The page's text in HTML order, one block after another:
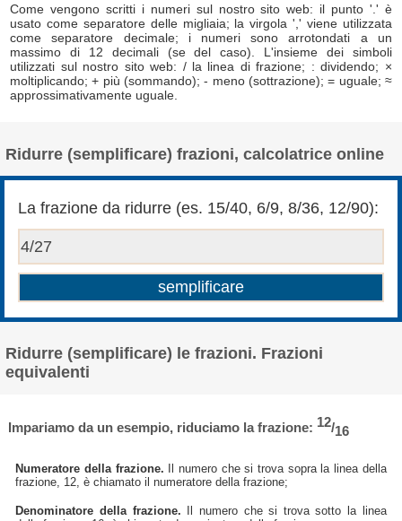
Come vengono scritti i numeri sul nostro sito web: il punto '.' è
usato come separatore delle migliaia; la virgola ',' viene utilizzata
come separatore decimale; i numeri sono arrotondati a un
massimo di 12 decimali (se del caso). L'insieme dei simboli
utilizzati sul nostro sito web: / la linea di frazione; : dividendo; ×
moltiplicando; + più (sommando); - meno (sottrazione); = uguale; ≈
approssimativamente uguale.
Ridurre (semplificare) frazioni, calcolatrice online
La frazione da ridurre (es. 15/40, 6/9, 8/36, 12/90):
Ridurre (semplificare) le frazioni. Frazioni
equivalenti
Impariamo da un esempio, riduciamo la frazione: 12/16
Numeratore della frazione. Il numero che si trova sopra la linea della
frazione, 12, è chiamato il numeratore della frazione;
Denominatore della frazione. Il numero che si trova sotto la linea